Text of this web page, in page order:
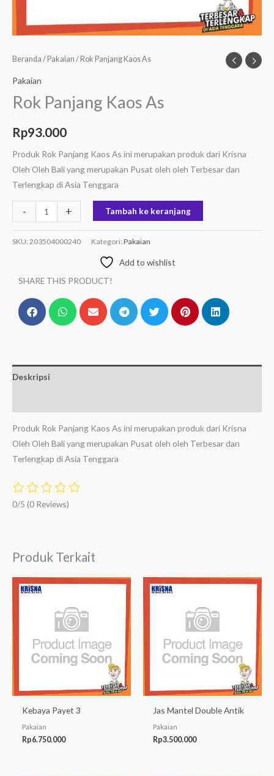
Beranda / Pakaian / Rok Panjang Kaos As
Pakaian
Rok Panjang Kaos As
Rp93.000
Produk Rok Panjang Kaos As ini merupakan produk dari Krisna
Oleh Oleh Bali yang merupakan Pusat oleh oleh Terbesar dan
Terlengkap di Asia Tenggara
- + Tambah ke keranjang
SKU: 203504000240 Kategori: Pakaian
Add to wishlist
SHARE THIS PRODUCT!
Deskripsi
Produk Rok Panjang Kaos As ini merupakan produk dari Krisna
Oleh Oleh Bali yang merupakan Pusat oleh oleh Terbesar dan
Terlengkap di Asia Tenggara
0/5 (0 Reviews)
Produk Terkait
Kebaya Payet 3
Pakaian
Rp6.750.000
Jas Mantel Double Antik
Pakaian
Rp3.500.000